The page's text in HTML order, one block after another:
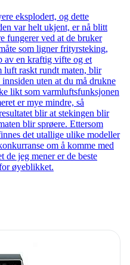
eksplodert, og dette
var helt ukjent, er nå blitt
fungerer ved at de bruker
som ligner frityrsteking,
av en kraftig vifte og et
luft raskt rundt maten, blir
uten at du må drukne
likt som varmluftsfunksjonen
er mye mindre, så
blir at stekingen blir
blir sprøere. Ettersom
det utallige ulike modeller
om å komme med
de jeg mener er de beste
øyeblikket.